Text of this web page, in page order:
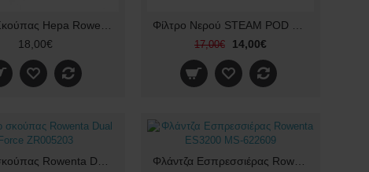
18,00€
17,00€ 14,00€